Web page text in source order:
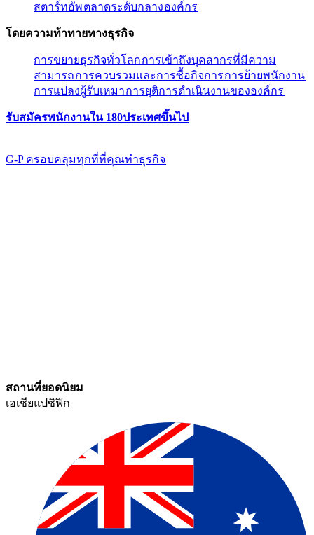
สตาร์ทอัพ​​ตลาดระดับกลาง​​องค์กร​​
โดยความท้าทายทางธุรกิจ​​
การขยายธุรกิจทั่วโลก​​การเข้าถึงบุคลากรที่มีความ
สามารถ​​การควบรวมและการซื้อกิจการ​​การย้ายพนักงาน​​
การแปลงผู้รับเหมา​​การยุติการดำเนินงานขององค์กร​​
รับสมัครพนักงานใน 180ประเทศขึ้นไป​​
G-P ครอบคลุมทุกที่ที่คุณทําธุรกิจ​​
สถานที่ยอดนิยม​​
เอเชียแปซิฟิก​​